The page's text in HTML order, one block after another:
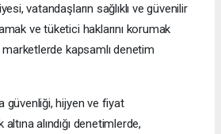
vatandaşların sağlıklı ve güvenilir
ve tüketici haklarını korumak
kapsamlı denetim
güvenliği, hijyen ve fiyat
alındığı denetimlerde,